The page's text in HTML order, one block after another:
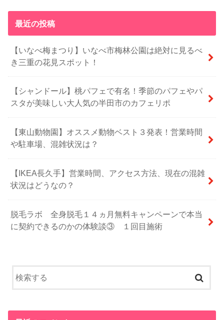
最近の投稿
【いなべ梅まつり】いなべ市梅林公園は絶対に見るべ
き三重の花見スポット！
【シャンドール】桃パフェで有名！季節のパフェやパ
スタが美味しい大人気の半田市のカフェリポ
【東山動物園】オススメ動物ベスト３発表！営業時間
や駐車場、混雑状況は？
【IKEA長久手】営業時間、アクセス方法、現在の混雑
状況はどうなの？
脱毛ラボ 全身脱毛１４ヵ月無料キャンペーンで本当
に契約できるのかの体験談③ １回目施術